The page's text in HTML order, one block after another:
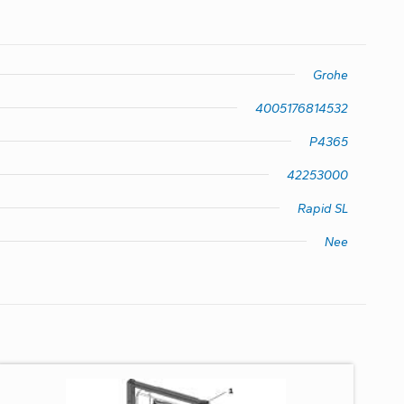
Grohe
4005176814532
P4365
42253000
Rapid SL
Nee